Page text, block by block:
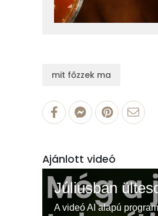
mit főzzek ma
Ajánlott videó
Júliusban
A videó AI alapú